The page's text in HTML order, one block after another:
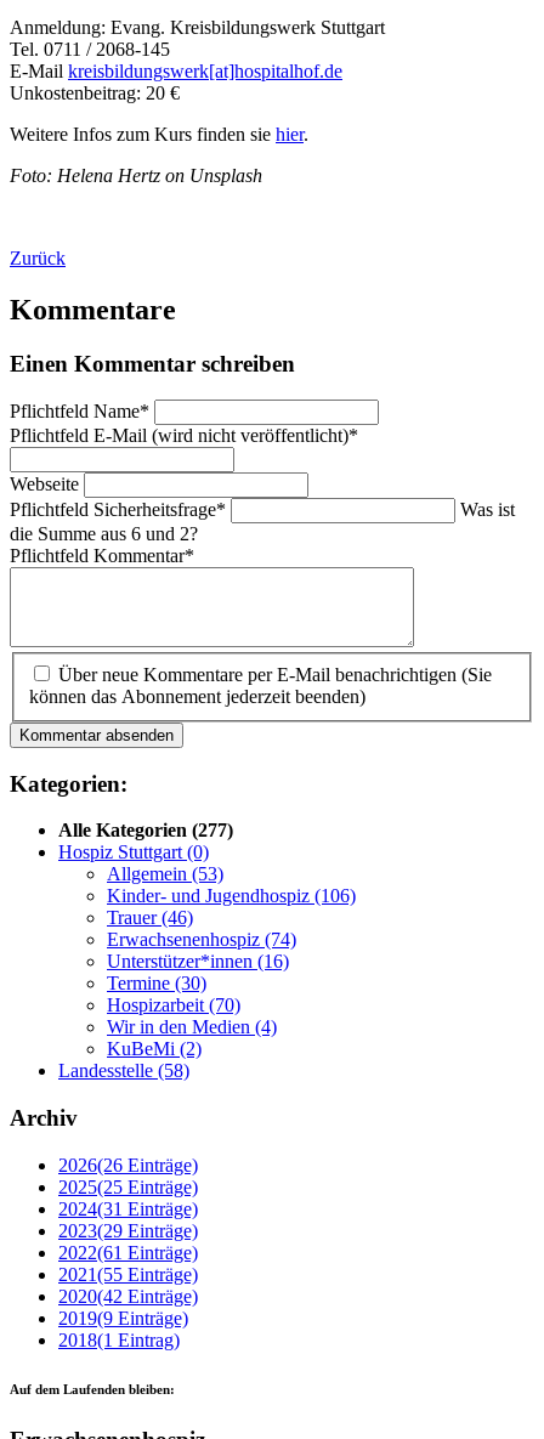
Anmeldung: Evang. Kreisbildungswerk Stuttgart
Tel. 0711 / 2068-145
E-Mail kreisbildungswerk[at]hospitalhof.de
Unkostenbeitrag: 20 €
Weitere Infos zum Kurs finden sie hier.
Foto: Helena Hertz on Unsplash
Zurück
Kommentare
Einen Kommentar schreiben
Pflichtfeld Name*
Pflichtfeld E-Mail (wird nicht veröffentlicht)*
Webseite
Pflichtfeld Sicherheitsfrage*
Was ist
die Summe aus 6 und 2?
Pflichtfeld Kommentar*
Über neue Kommentare per E-Mail benachrichtigen (Sie
können das Abonnement jederzeit beenden)
Kommentar absenden
Kategorien:
Alle Kategorien (277)
Hospiz Stuttgart (0)
Allgemein (53)
Kinder- und Jugendhospiz (106)
Trauer (46)
Erwachsenenhospiz (74)
Unterstützer*innen (16)
Termine (30)
Hospizarbeit (70)
Wir in den Medien (4)
KuBeMi (2)
Landesstelle (58)
Archiv
2026(26 Einträge)
2025(25 Einträge)
2024(31 Einträge)
2023(29 Einträge)
2022(61 Einträge)
2021(55 Einträge)
2020(42 Einträge)
2019(9 Einträge)
2018(1 Eintrag)
Auf dem Laufenden bleiben: